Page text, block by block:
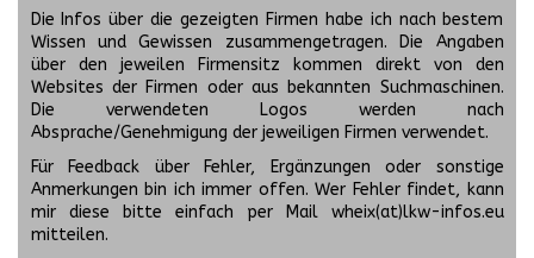
Die Infos über die gezeigten Firmen habe ich nach bestem
Wissen und Gewissen zusammengetragen. Die Angaben
über den jeweilen Firmensitz kommen direkt von den
Websites der Firmen oder aus bekannten Suchmaschinen.
Die verwendeten Logos werden nach
Absprache/Genehmigung der jeweiligen Firmen verwendet.
Für Feedback über Fehler, Ergänzungen oder sonstige
Anmerkungen bin ich immer offen. Wer Fehler findet, kann
mir diese bitte einfach per Mail wheix(at)lkw-infos.eu
mitteilen.